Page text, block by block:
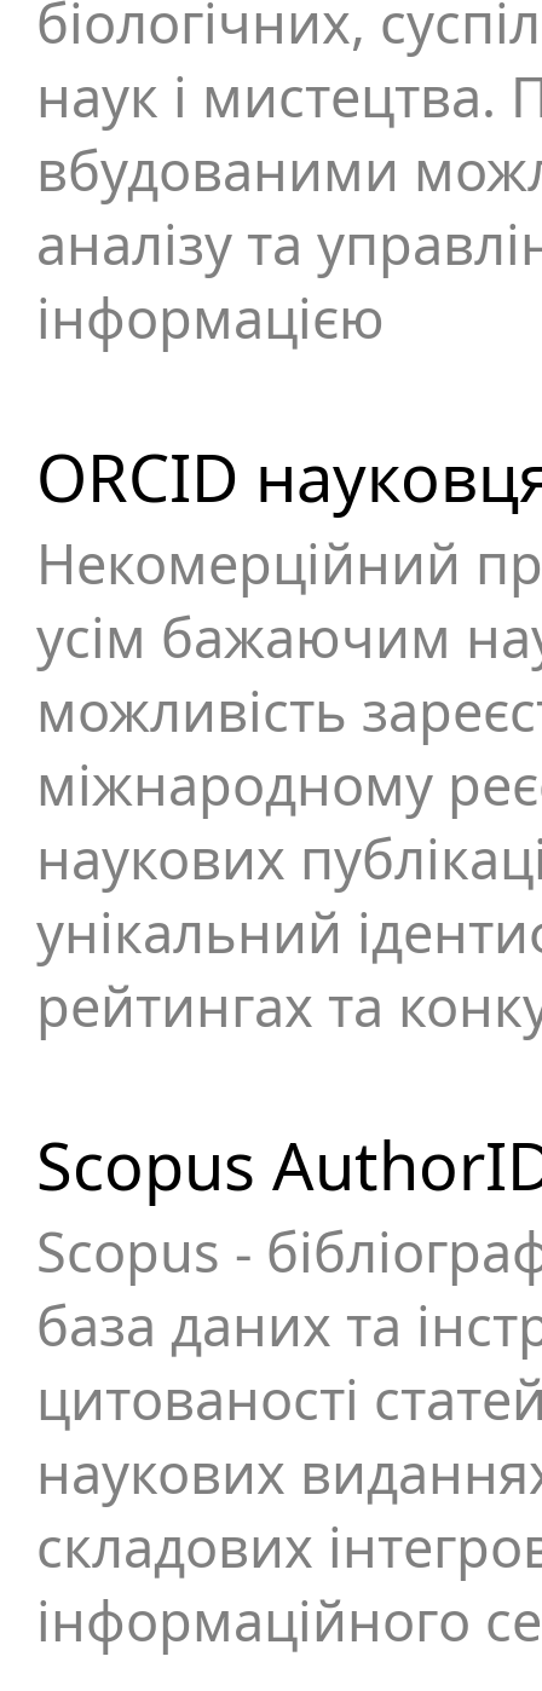
біологічних,
наук і мистецтва.
вбудованими
аналізу та
інформацією
ORCID
Некомерційний
усім бажаючим
можливість
міжнародному
наукових
унікальний
рейтингах та
Scopus
Scopus -
база даних та
цитованості
наукових
складових
інформаційного